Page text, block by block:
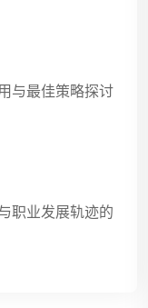
与最佳策略探讨
职业发展轨迹的